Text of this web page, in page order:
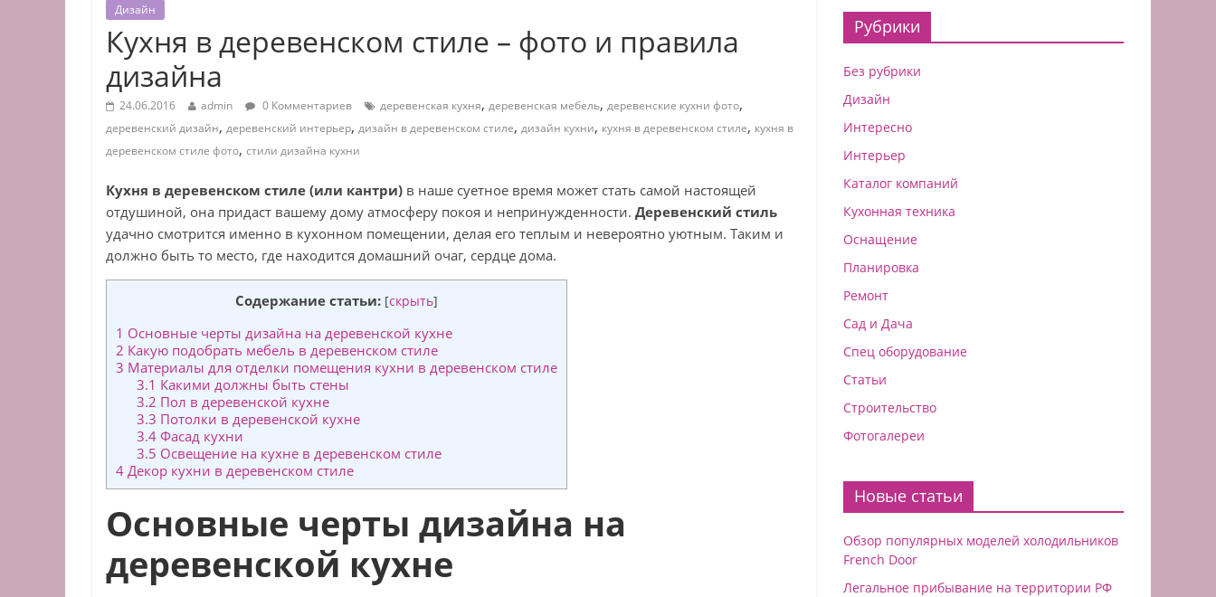
Дизайн
Кухня в деревенском стиле – фото и правила
дизайна
24.06.2016 admin 0 Комментариев деревенская кухня, деревенская мебель, деревенские кухни фото,
деревенский дизайн, деревенский интерьер, дизайн в деревенском стиле, дизайн кухни, кухня в деревенском стиле, кухня в
деревенском стиле фото, стили дизайна кухни
Кухня в деревенском стиле (или кантри) в наше суетное время может стать самой настоящей
отдушиной, она придаст вашему дому атмосферу покоя и непринужденности. Деревенский стиль
удачно смотрится именно в кухонном помещении, делая его теплым и невероятно уютным. Таким и
должно быть то место, где находится домашний очаг, сердце дома.
Содержание статьи: [скрыть]
1 Основные черты дизайна на деревенской кухне
2 Какую подобрать мебель в деревенском стиле
3 Материалы для отделки помещения кухни в деревенском стиле
3.1 Какими должны быть стены
3.2 Пол в деревенской кухне
3.3 Потолки в деревенской кухне
3.4Фасад кухни
3.5 Освещение на кухне в деревенском стиле
4 Декор кухни в деревенском стиле
Основные черты дизайна на
деревенской кухне
Рубрики
Без рубрики
Дизайн
Интересно
Интерьер
Каталог компаний
Кухонная техника
Оснащение
Планировка
Ремонт
Сад и Дача
Спец оборудование
Статьи
Строительство
Фотогалереи
Новые статьи
Обзор популярных моделей холодильников
French Door
Легальное прибывание на территории РФ